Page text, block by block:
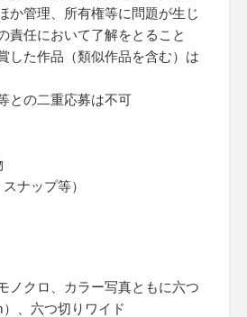
か管理、所有権等に問題が生じ
責任において了解をとること
した作品（類似作品を含む）は
との二重応募は不可
ナップ等）
ノクロ、カラー写真ともに六つ
、六つ切りワイド